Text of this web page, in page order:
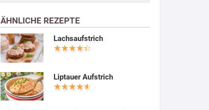
ÄHNLICHE REZEPTE
Lachsaufstrich
Liptauer Aufstrich